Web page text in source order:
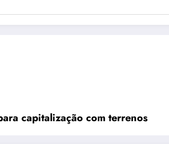
capitalização com terrenos